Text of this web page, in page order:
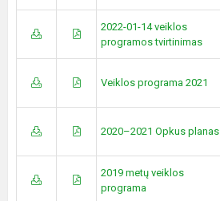
2022-01-14 veiklos
programos tvirtinimas
Veiklos programa 2021
2020–2021 Opkus planas
2019 metų veiklos
programa